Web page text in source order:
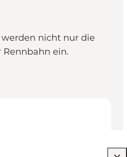
nicht nur die
ein.